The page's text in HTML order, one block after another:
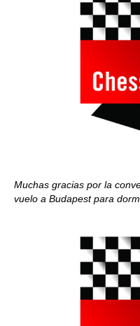
Muchas gracias por la
vuelo a Budapest para